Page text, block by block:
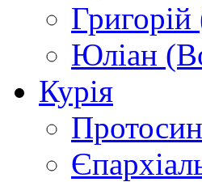
Юліан
Курія